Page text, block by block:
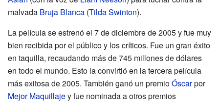
malvada Bruja Blanca (Tilda Swinton).
La película se estrenó el 7 de diciembre de 2005 y fue muy
bien recibida por el público y los críticos. Fue un gran éxito
en taquilla, recaudando más de 745 millones de dólares
en todo el mundo. Esto la convirtió en la tercera película
más exitosa de 2005. También ganó un premioÓscarpor
Mejor Maquillajey fue nominada a otros premios